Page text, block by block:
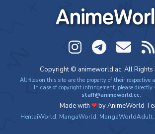
Copyright © animeworld.ac. All Rights
All files on this site are the property of their respective
In case of copyright infringement, please directly
staff@animeworld.cc.
Made with ❤by AnimeWorld
HentaiWorld, MangaWorld, MangaWorldAdult,